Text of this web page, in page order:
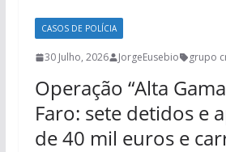
CASOS DE POLÍCIA
30 Julho, 2026 JorgeEusebio grupo
Operação “Alta
Faro: sete detidos e
de 40 mil euros e